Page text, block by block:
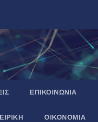
ΕΠΙΚΟΙΝΩΝΙΑ
ΟΙΚΟΝΟΜΙΑ